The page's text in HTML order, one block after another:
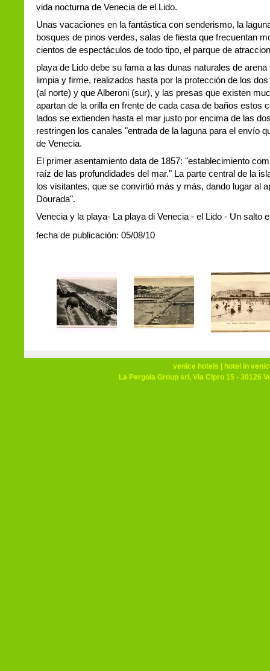
vida nocturna de Venecia de el Lido.
Unas vacaciones en la fantástica con senderismo, la
bosques de pinos verdes, salas de fiesta que frecuentan
cientos de espectáculos de todo tipo, el parque de
playa de Lido debe su fama a las dunas naturales de
limpia y firme, realizados hasta por la protección de los
(al norte) y que Alberoni (sur), y las presas que existen
apartan de la orilla en frente de cada casa de baños estos
lados se extienden hasta el mar justo por encima de las
restringen los canales "entrada de la laguna para el envío
de Venecia.
El primer asentamiento data de 1857: "establecimiento
raíz de las profundidades del mar." La parte central de la
los visitantes, que se convirtió más y más, dando lugar al
Dourada".
Venecia y la playa- La playa di Venecia - el Lido - Un salto
fecha de publicación: 05/08/10
venice hotels
hotel in
La Pergola Group srl, Via Cipro 15 - 30126